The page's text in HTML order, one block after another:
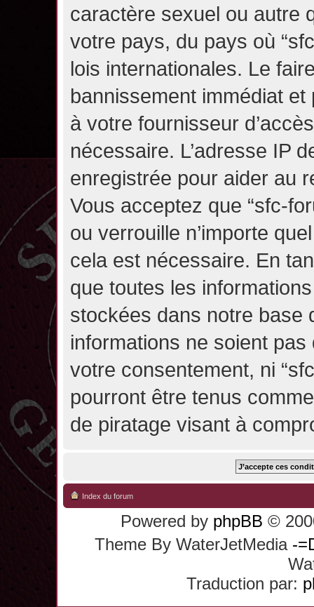
caractère sexuel ou autre
votre pays, du pays où
lois internationales. Le
bannissement immédiat
à votre fournisseur
nécessaire. L’adresse IP
enregistrée pour aider au
Vous acceptez que “sfc-
ou verrouille n’importe
cela est nécessaire. En
que toutes les
stockées dans notre base
informations ne soient
votre consentement, ni
pourront être tenus
de piratage visant à
Index du forum
Powered by phpBB ©
Theme By WaterJetMedia -
Traduction par: